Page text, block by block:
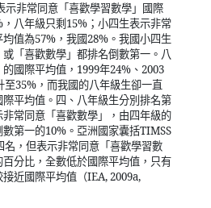
示非常同意「喜歡學習數學」國際
，八年級只剩15% ；小四生表示非常
均值為57% ，我國28% 。我國小四生
「喜歡數學」都排名倒數第一。八
國際平均值， 1999年24% 、 2003
至35% ，而我國的八年級生卻一直
平均值。四、八年級生分別排名第
常同意「喜歡數學」，由四年級的
數第一的10% 。亞洲國家囊括TIMSS
名，但表示非常同意「喜歡學習數
分比，全數低於國際平均值，只有
近國際平均值（IEA, 2009a,